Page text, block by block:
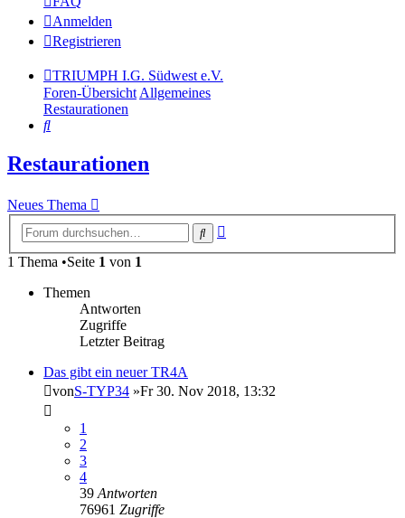
Anmelden
Registrieren
TRIUMPH I.G. Südwest e.V.
Foren-ÜbersichtAllgemeines
Restaurationen
Suche
Restaurationen
Neues Thema
Suche
1 Thema •Seite 1 von 1
Themen
Antworten
Zugriffe
Letzter Beitrag
Das gibt ein neuer TR4A
vonS-TYP34 »Fr 30. Nov 2018, 13:32
1
2
3
4
39 Antworten
76961 Zugriffe